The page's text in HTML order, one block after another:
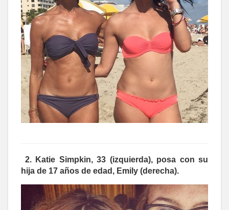
2. Katie Simpkin, 33 (izquierda), posa con su
hija de 17 años de edad, Emily (derecha).